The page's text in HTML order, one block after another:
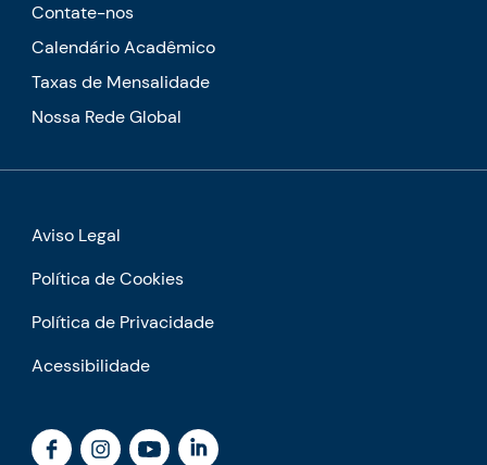
Contate-nos
Calendário Acadêmico
Taxas de Mensalidade
Nossa Rede Global
Aviso Legal
Política de Cookies
Política de Privacidade
Acessibilidade